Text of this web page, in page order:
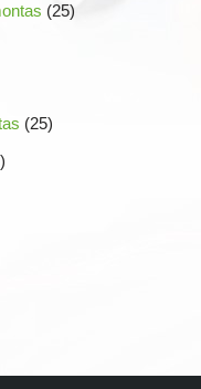
(25)
(25)